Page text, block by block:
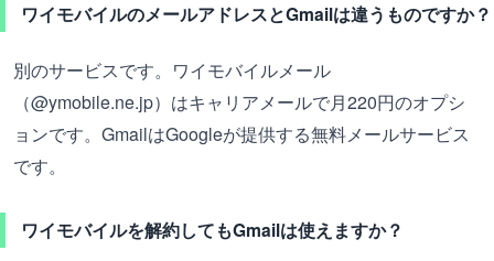
ワイモバイルのメールアドレスとGmailは違うものですか？
別のサービスです。ワイモバイルメール
（@ymobile.ne.jp）はキャリアメールで月220円のオプシ
ョンです。GmailはGoogleが提供する無料メールサービス
です。
ワイモバイルを解約してもGmailは使えますか？